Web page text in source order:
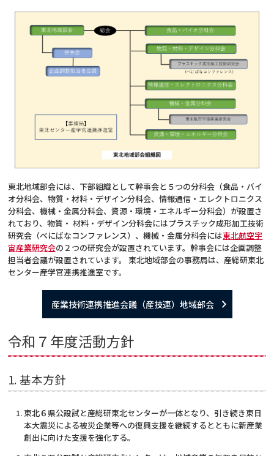
東北地域部会には、下部組織として幹事会と５つの分科会（食品・バイ
オ分科会、物質・材料・デザイン分科会、情報通信・エレクトロニクス
分科会、機械・金属分科会、資源・環境・エネルギー分科会）が設置さ
れており、物質・ 材料・デザイン分科会にはプラスチック成形加工技術
研究会（べにばなコンファレンス）、機械・金属分科会には東北航空宇
宙産業研究会の２つの研究会が設置されています。幹事会には企画調整
担当者会議が設置されています。 東北地域部会の事務局は、産総研東北
センター産学官連携推進室です。
産業技術連携推進会議（産技連）地域部会
令和７年度活動方針
1. 基本方針
東北６県公設試と産総研東北センターが一体となり、引き続き東日
本大震災による被災企業等への復興支援を継続するとともに新産業
創出に向けた支援を強化する。